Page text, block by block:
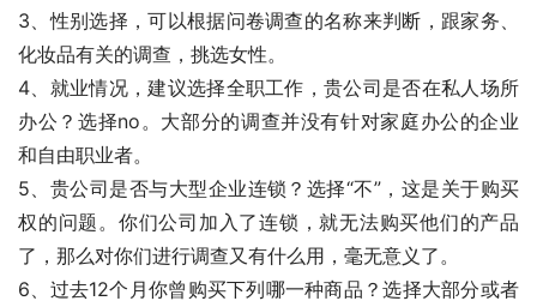
3、性别选择，可以根据问卷调查的名称来判断，跟家务、
化妆品有关的调查，挑选女性。
4、就业情况，建议选择全职工作，贵公司是否在私人场所
办公？选择no。大部分的调查并没有针对家庭办公的企业
和自由职业者。
5、贵公司是否与大型企业连锁？选择“不”，这是关于购买
权的问题。你们公司加入了连锁，就无法购买他们的产品
了，那么对你们进行调查又有什么用，毫无意义了。
6、过去12个月你曾购买下列哪一种商品？选择大部分或者